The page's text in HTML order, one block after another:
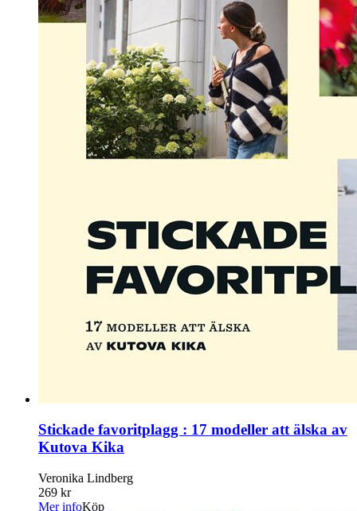
Stickade favoritplagg : 17 modeller att älska av
Kutova Kika
Veronika Lindberg
269 kr
Mer infoKöp